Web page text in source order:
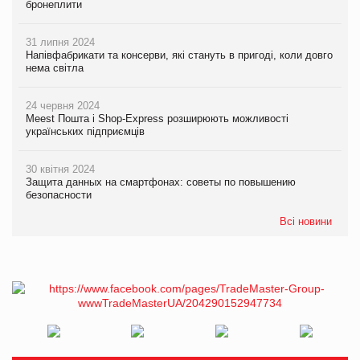
бронеплити
31 липня 2024
Напівфабрикати та консерви, які стануть в пригоді, коли довго
нема світла
24 червня 2024
Meest Пошта і Shop-Express розширюють можливості
українських підприємців
30 квітня 2024
Защита данных на смартфонах: советы по повышению
безопасности
Всі новини